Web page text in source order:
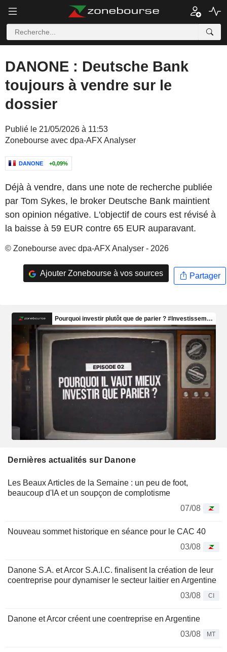
DANONE : Deutsche Bank
toujours à vendre sur le
dossier
Publié le 21/05/2026 à 11:53
Zonebourse avec dpa-AFX Analyser
DANONE +0,09%
Déjà à vendre, dans une note de recherche publiée
par Tom Sykes, le broker Deutsche Bank maintient
son opinion négative. L'objectif de cours est révisé à
la baisse à 59 EUR contre 65 EUR auparavant.
© Zonebourse avec dpa-AFX Analyser - 2026
Ajouter Zonebourse à vos sources Partager
Dernières actualités sur Danone
Les Beaux Articles de la Semaine : un peu de foot,
beaucoup d'IA et un soupçon de complotisme
07/08
Nouveau sommet historique en séance pour le CAC 40
03/08
Danone S.A. et Arcor S.A.I.C. finalisent la création de leur
coentreprise pour dynamiser le secteur laitier en Argentine
03/08
CI
Danone et Arcor créent une coentreprise en Argentine
03/08
MT